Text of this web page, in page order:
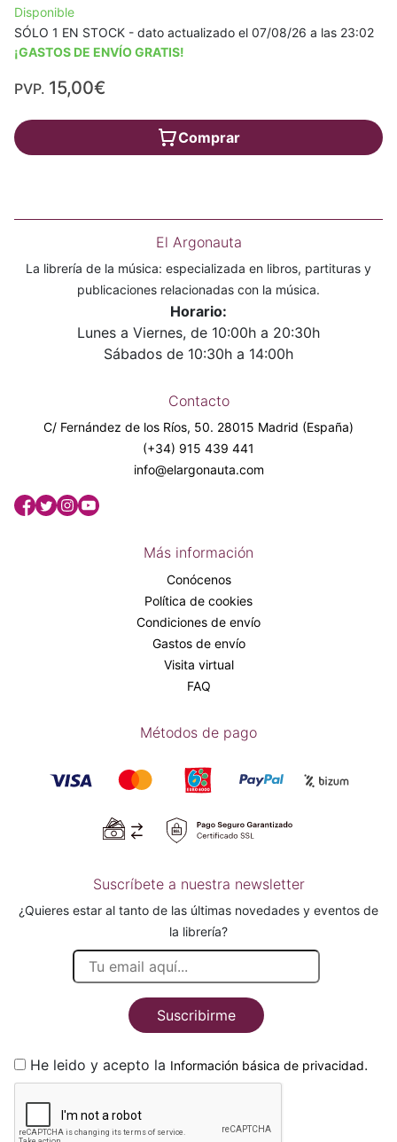
Disponible
SÓLO 1 EN STOCK - dato actualizado el 07/08/26 a las 23:02
¡GASTOS DE ENVÍO GRATIS!
PVP. 15,00€
Comprar
El Argonauta
La librería de la música: especializada en libros, partituras y
publicaciones relacionadas con la música.
Horario:
Lunes a Viernes, de 10:00h a 20:30h
Sábados de 10:30h a 14:00h
Contacto
C/ Fernández de los Ríos, 50. 28015 Madrid (España)
(+34) 915 439 441
info@elargonauta.com
Más información
Conócenos
Política de cookies
Condiciones de envío
Gastos de envío
Visita virtual
FAQ
Métodos de pago
Suscríbete a nuestra newsletter
¿Quieres estar al tanto de las últimas novedades y eventos de
la librería?
Suscribirme
He leido y acepto la Información básica de privacidad.